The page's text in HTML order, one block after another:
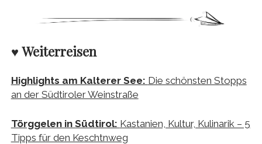
♥ Weiterreisen
Highlights am Kalterer See: Die schönsten Stopps
an der Südtiroler Weinstraße
Törggelen in Südtirol: Kastanien, Kultur, Kulinarik – 5
Tipps für den Keschtnweg